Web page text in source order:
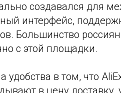
создавался для
интерфейс,
Большинство
с этой площадки.
удобства в том, что
в цену